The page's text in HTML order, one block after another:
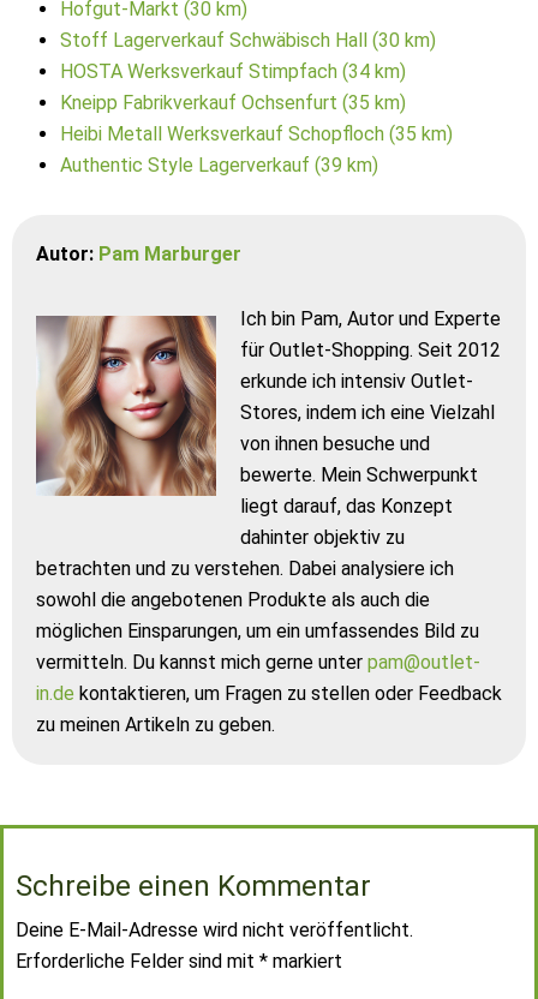
Hofgut-Markt (30 km)
Stoff Lagerverkauf Schwäbisch Hall (30 km)
HOSTA Werksverkauf Stimpfach (34 km)
Kneipp Fabrikverkauf Ochsenfurt (35 km)
Heibi Metall Werksverkauf Schopfloch (35 km)
Authentic Style Lagerverkauf (39 km)
Autor: Pam Marburger
Ich bin Pam, Autor und Experte
für Outlet-Shopping. Seit 2012
erkunde ich intensiv Outlet-
Stores, indem ich eine Vielzahl
von ihnen besuche und
bewerte. Mein Schwerpunkt
liegt darauf, das Konzept
dahinter objektiv zu
betrachten und zu verstehen. Dabei analysiere ich
sowohl die angebotenen Produkte als auch die
möglichen Einsparungen, um ein umfassendes Bild zu
vermitteln. Du kannst mich gerne unter pam@outlet-
in.de kontaktieren, um Fragen zu stellen oder Feedback
zu meinen Artikeln zu geben.
Schreibe einen Kommentar
Deine E-Mail-Adresse wird nicht veröffentlicht.
Erforderliche Felder sind mit * markiert